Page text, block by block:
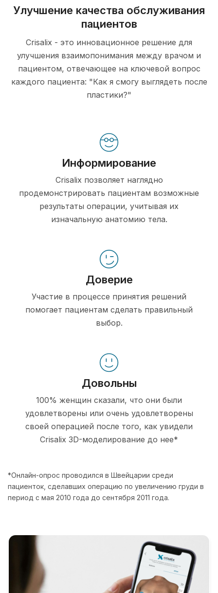
Улучшение качества обслуживания
пациентов
Crisalix - это инновационное решение для
улучшения взаимопонимания между врачом и
пациентом, отвечающее на ключевой вопрос
каждого пациента: "Как я смогу выглядеть после
пластики?"
Информирование
Crisalix позволяет наглядно
продемонстрировать пациентам возможные
результаты операции, учитывая их
изначальную анатомию тела.
Доверие
Участие в процессе принятия решений
помогает пациентам сделать правильный
выбор.
Довольны
100% женщин сказали, что они были
удовлетворены или очень удовлетворены
своей операцией после того, как увидели
Crisalix 3D-моделирование до нее*
*Онлайн-опрос проводился в Швейцарии среди
пациенток, сделавших операцию по увеличению груди в
период с мая 2010 года до сентября 2011 года.